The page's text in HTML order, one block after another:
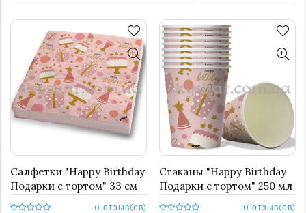
Салфетки "Happy Birthday
Подарки с тортом" 33 см
20 шт.
0 отзыв(ов)
Стаканы "Happy Birthday
Подарки с тортом" 250 мл
8 шт.
0 отзыв(ов)